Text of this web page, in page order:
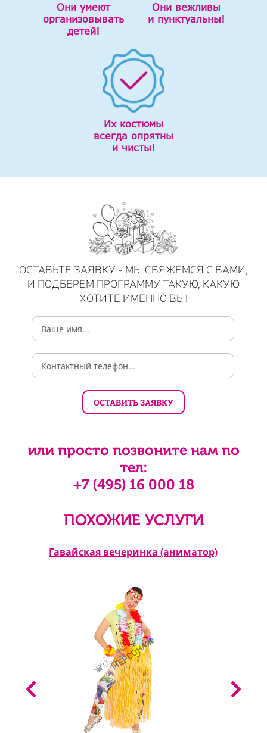
Они умеют
организовывать
детей!
Они вежливы
и пунктуальны!
Их костюмы
всегда опрятны
и чисты!
ОСТАВЬТЕ ЗАЯВКУ - МЫ СВЯЖЕМСЯ С ВАМИ,
И ПОДБЕРЕМ ПРОГРАММУ ТАКУЮ, КАКУЮ
ХОТИТЕ ИМЕННО ВЫ!
или просто позвоните нам по
тел:
+7 (495) 16 000 18
ПОХОЖИЕ УСЛУГИ
Гавайская вечеринка (аниматор)